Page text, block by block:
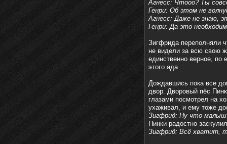
Агнесс: Чтооо? Ты
Генри: Об этом не
Агнесс: Даже не знаю,
Генри: Да это
Зигфрида переполняли
не видели за всю свою
единственно верное, по
этого ада.
Дождавшись пока все
двор. Дворовый пёс
глазами посмотрел на
ухаживал, и ему тоже
Зигфрид: Ну что малыш
Пинки радостно
Зигфрид: Всё хватит,